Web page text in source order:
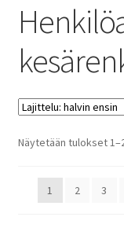
Auton renkaat
Rengastestit
Yhteys
Näytetään tulokset
1 2 3